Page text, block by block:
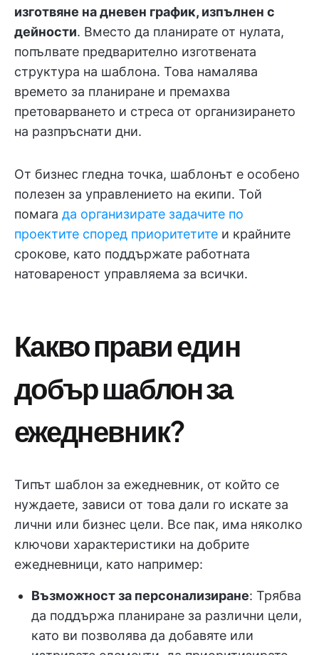
изготвяне на дневен график, изпълнен с
дейности. Вместо да планирате от нулата,
попълвате предварително изготвената
структура на шаблона. Това намалява
времето за планиране и премахва
претоварването и стреса от организирането
на разпръснати дни.
От бизнес гледна точка, шаблонът е особено
полезен за управлението на екипи. Той
помага да организирате задачите по
проектите според приоритетите и крайните
срокове, като поддържате работната
натовареност управляема за всички.
Какво прави един
добър шаблон за
ежедневник?
Типът шаблон за ежедневник, от който се
нуждаете, зависи от това дали го искате за
лични или бизнес цели. Все пак, има няколко
ключови характеристики на добрите
ежедневници, като например:
Възможност за персонализиране: Трябва
да поддържа планиране за различни цели,
като ви позволява да добавяте или